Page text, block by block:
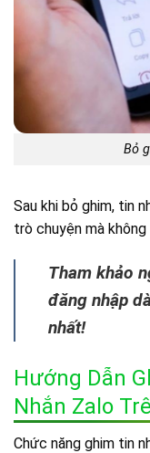
Bỏ
Sau khi bỏ ghim, tin
trò chuyện mà
Tham khảo
đăng nhập
nhất!
Hướng Dẫn
Nhắn Zalo
Chức năng ghim tin